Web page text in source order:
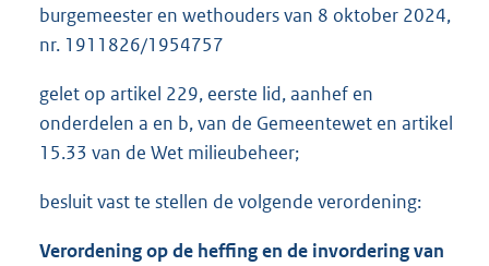
burgemeester en wethouders van 8 oktober 2024,
nr. 1911826/1954757
gelet op artikel 229, eerste lid, aanhef en
onderdelen a en b, van de Gemeentewet en artikel
15.33 van de Wet milieubeheer;
besluit vast te stellen de volgende verordening:
Verordening op de heffing en de invordering van